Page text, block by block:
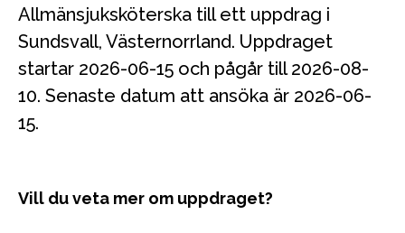
Allmänsjuksköterska till ett uppdrag i
Sundsvall, Västernorrland. Uppdraget
startar 2026-06-15 och pågår till 2026-08-
10. Senaste datum att ansöka är 2026-06-
15.
Vill du veta mer om uppdraget?